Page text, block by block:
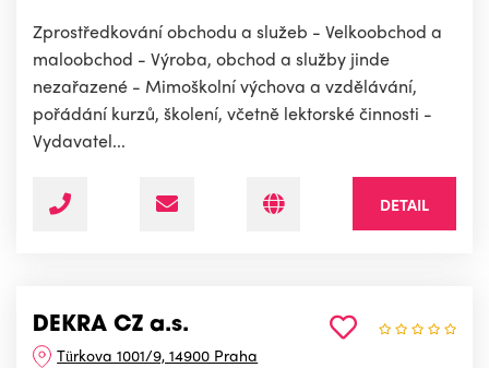
Zprostředkování obchodu a služeb - Velkoobchod a
maloobchod - Výroba, obchod a služby jinde
nezařazené - Mimoškolní výchova a vzdělávání,
pořádání kurzů, školení, včetně lektorské činnosti -
Vydavatel...
DETAIL
DEKRA CZ a.s.
Türkova 1001/9, 14900 Praha